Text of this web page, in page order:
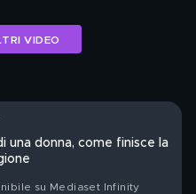
VIDEO
una donna, come finisce la
su Mediaset Infinity